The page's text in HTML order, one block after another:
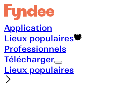
Application
Lieux populaires
Professionnels
Télécharger
Lieux populaires